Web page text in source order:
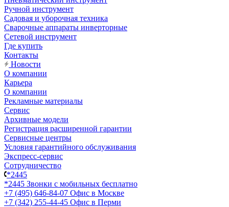
Ручной инструмент
Садовая и уборочная техника
Сварочные аппараты инверторные
Сетевой инструмент
Где купить
Контакты
Новости
О компании
Карьера
О компании
Рекламные материалы
Сервис
Архивные модели
Регистрация расширенной гарантии
Сервисные центры
Условия гарантийного обслуживания
Экспресс-сервис
Сотрудничество
*2445
*2445 Звонки с мобильных бесплатно
+7 (495) 646-84-07 Офис в Москве
+7 (342) 255-44-45 Офис в Перми